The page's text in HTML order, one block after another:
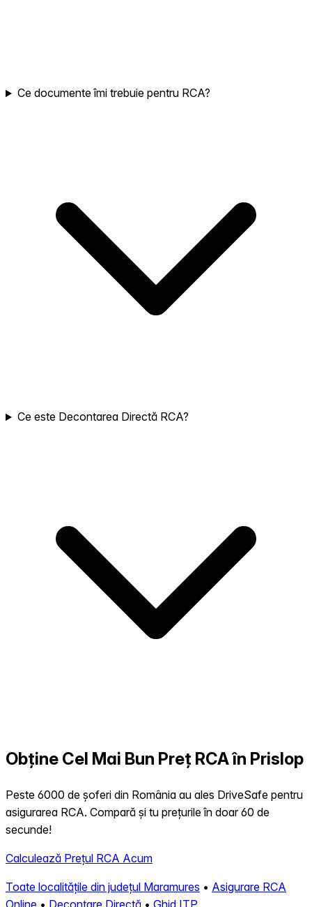
Ce documente îmi trebuie pentru RCA?
Ce este Decontarea Directă RCA?
Obține Cel Mai Bun Preț RCA în Prislop
Peste 6000 de șoferi din România au ales DriveSafe pentru
asigurarea RCA. Compară și tu prețurile în doar 60 de
secunde!
Calculează Prețul RCA Acum
Toate localitățile din județul Maramures • Asigurare RCA